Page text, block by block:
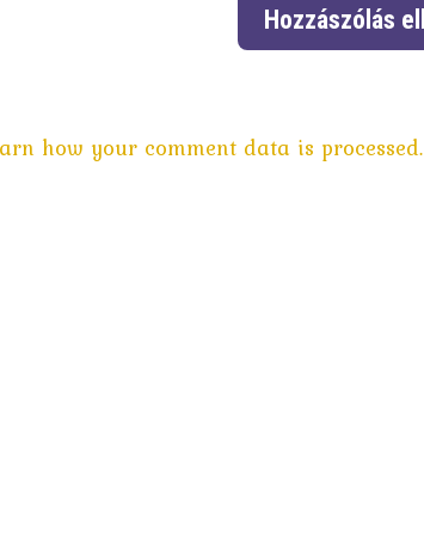
how your comment data is processed.